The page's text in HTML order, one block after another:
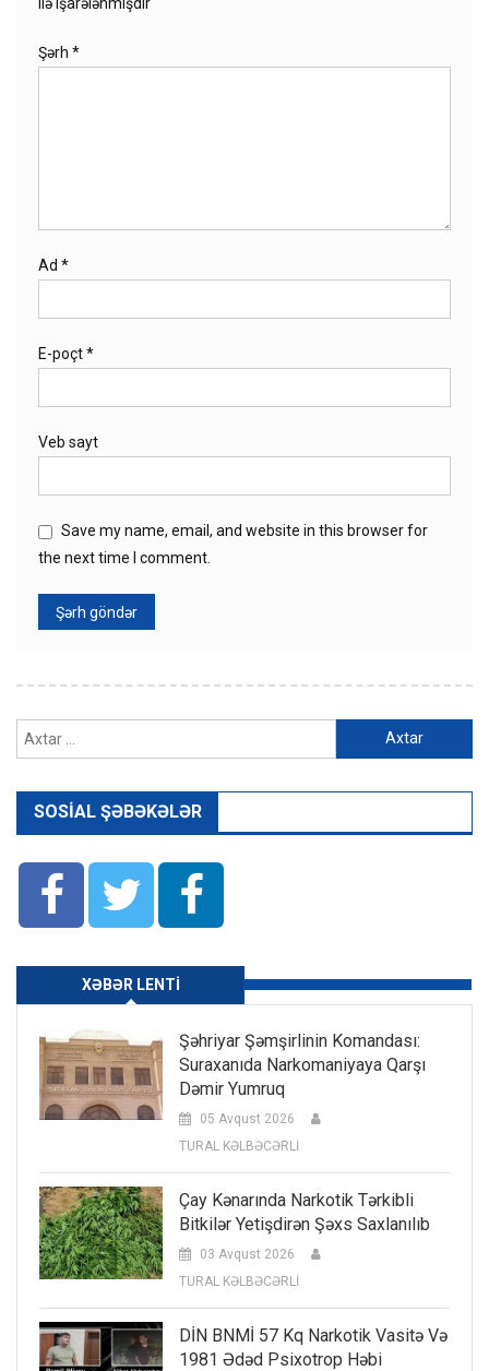
Şərh *
Ad *
E-poçt*
Veb sayt
Save my name, email, and website in this browser for
the next time I comment.
SOSIAL ŞƏBƏKƏLƏR
XƏBƏR LENTI
Şəhriyar Şəmşirlinin Komandası:
Suraxanıda Narkomaniyaya Qarşı
Dəmir Yumruq
05 Avqust 2026
TURAL KƏLBƏCƏRLİ
Çay Kənarında Narkotik Tərkibli
Bitkilər Yetişdirən Şəxs Saxlanılıb
03 Avqust 2026
TURAL KƏLBƏCƏRLİ
DİN BNMİ 57 Kq Narkotik Vasitə Və
1981 Ədəd Psixotrop Həbi